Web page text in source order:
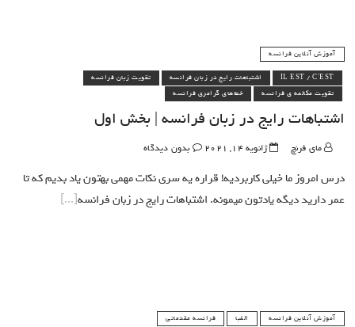
آموزش آنلاین فرانسه
IL EST / C'EST اشتباهات رایج در زبان فرانسه
تقویت زبان فرانسه
تقویت مکالمه ی فرانسه
خطاهای گرامری فرانسه
اشتباهات رایج در زبان فرانسه | بخش اول
مای فرنچ ژانویه 14, 2021 بدون دیدگاه
درس امروز ما خیلی کاربردیه! قراره یه سری نکات مهمی بهتون یاد بدیم که تا
عمر دارید دیگه یادتون میمونه. اشتباهات رایج در زبان فرانسه
آموزش آنلاین فرانسه الفبا فرانسه مقدماتی